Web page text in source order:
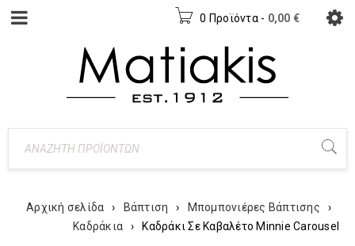
0 Προϊόντα - 0,00 €
Αρχική σελίδα › Βάπτιση › Μπομπονιέρες Βάπτισης
›
Καδράκια
› Καδράκι Σε Καβαλέτο Minnie Carousel